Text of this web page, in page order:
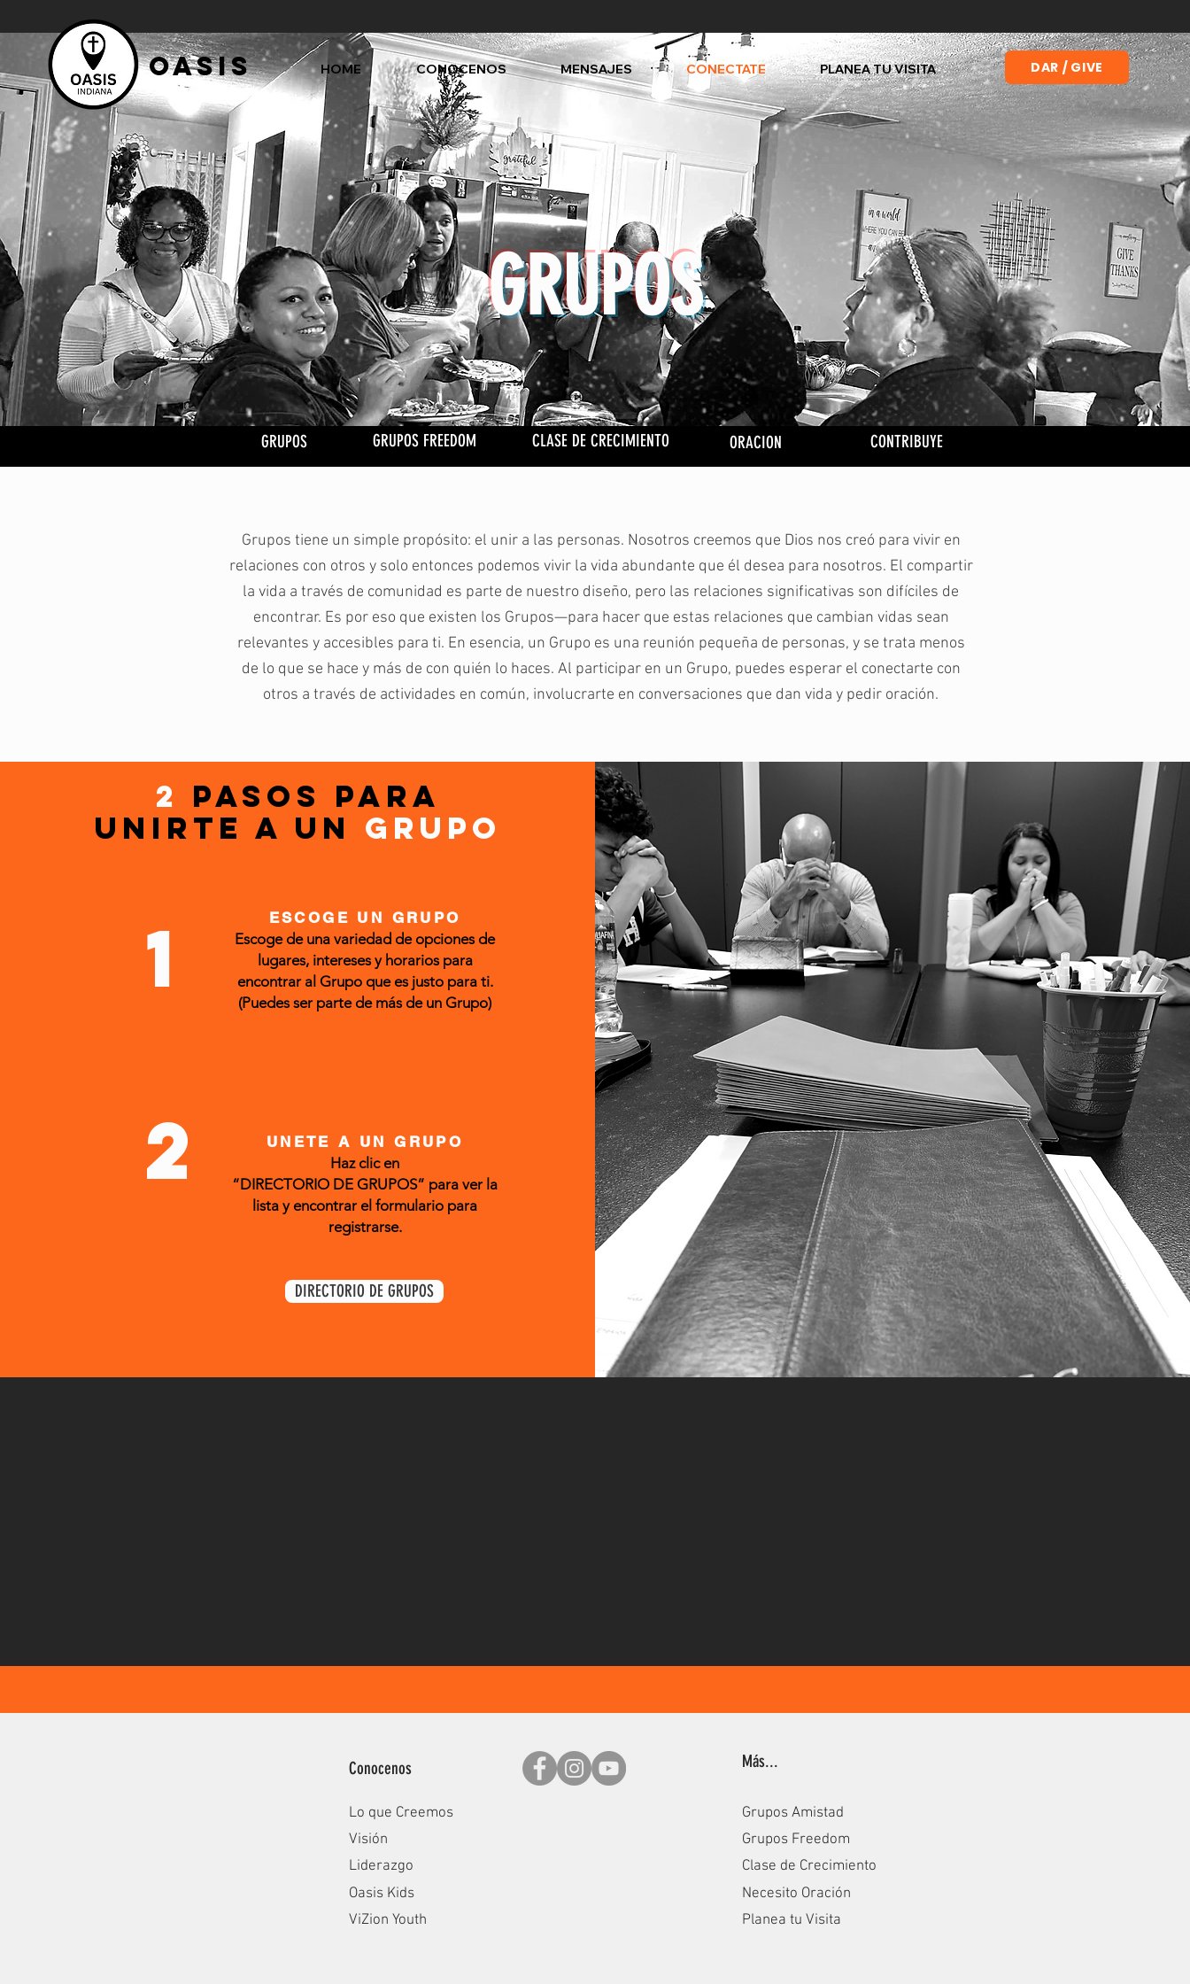
OASIS HOME CONOCENOS MENSAJES CONECTATE PLANEA TU VISITA DAR / GIVE
GRUPOS
GRUPOS GRUPOS FREEDOM CLASE DE CRECIMIENTO ORACION CONTRIBUYE
Grupos tiene un simple propósito: el unir a las personas. Nosotros creemos que Dios nos creó para vivir en
relaciones con otros y solo entonces podemos vivir la vida abundante que él desea para nosotros. El compartir
la vida a través de comunidad es parte de nuestro diseño, pero las relaciones significativas son difíciles de
encontrar. Es por eso que existen los Grupos—para hacer que estas relaciones que cambian vidas sean
relevantes y accesibles para ti. En esencia, un Grupo es una reunión pequeña de personas, y se trata menos
de lo que se hace y más de con quién lo haces. Al participar en un Grupo, puedes esperar el conectarte con
otros a través de actividades en común, involucrarte en conversaciones que dan vida y pedir oración.
2 pasos para
unirte a un grupo
1
ESCOGE UN GRUPO
Escoge de una variedad de opciones de
lugares, intereses y horarios para
encontrar al Grupo que es justo para ti.
(Puedes ser parte de más de un Grupo)
2
UNETE A UN GRUPO
Haz clic en
“DIRECTORIO DE GRUPOS” para ver la
lista y encontrar el formulario para
registrarse.
DIRECTORIO DE GRUPOS
Conocenos
Lo que Creemos
Visión
Liderazgo
Oasis Kids
ViZion Youth
Más...
Grupos Amistad
Grupos Freedom
Clase de Crecimiento
Necesito Oración
Planea tu Visita